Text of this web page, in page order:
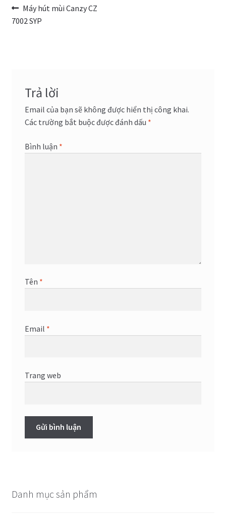
Điều
hướng
Bài
trước:
Máy hút mùi Canzy CZ
7002 SYP
Trả lời
Email của bạn sẽ không được hiển thị công khai.
Các trường bắt buộc được đánh dấu *
Bình luận *
Tên *
Email *
Trang web
Danh mục sản phẩm